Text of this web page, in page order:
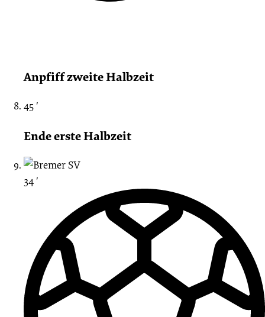
Anpfiff zweite Halbzeit
45 ′
Ende erste Halbzeit
34 ′